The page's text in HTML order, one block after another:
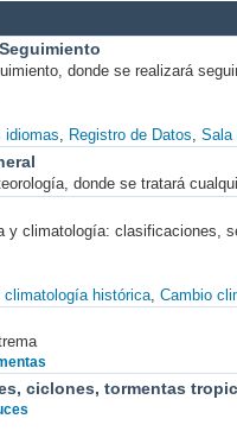
donde se realizará
idiomas
Registro de Datos Sala
donde se tratará
y climatología: clasificaciones,
histórica Cambio
ciclones, tormentas